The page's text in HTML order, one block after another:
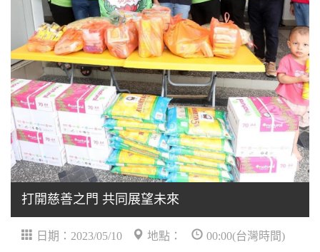
打開慈善之門 共同展望未來
日期：2023/05/10 地點： 00:00(台灣時間)